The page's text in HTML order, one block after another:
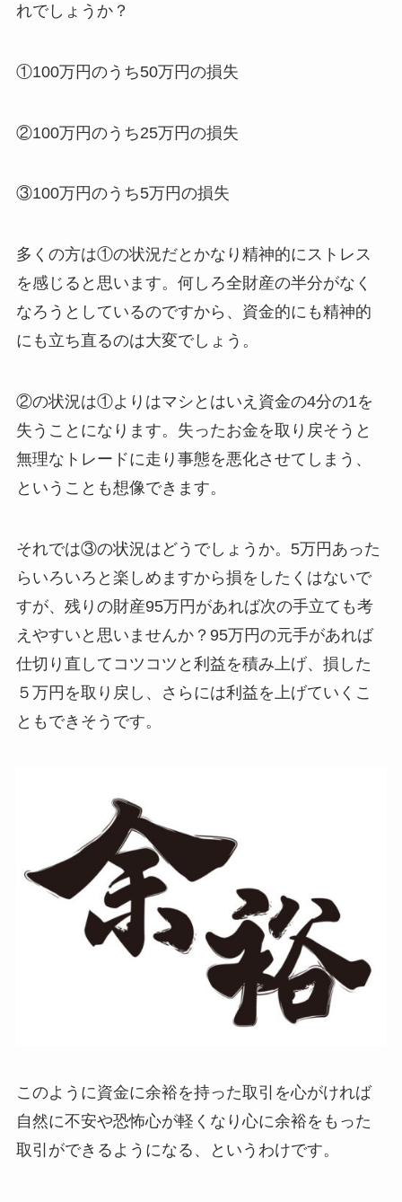
れでしょうか？
①100万円のうち50万円の損失
②100万円のうち25万円の損失
③100万円のうち5万円の損失
多くの方は①の状況だとかなり精神的にストレス
を感じると思います。何しろ全財産の半分がなく
なろうとしているのですから、資金的にも精神的
にも立ち直るのは大変でしょう。
②の状況は①よりはマシとはいえ資金の4分の1を
失うことになります。失ったお金を取り戻そうと
無理なトレードに走り事態を悪化させてしまう、
ということも想像できます。
それでは③の状況はどうでしょうか。5万円あった
らいろいろと楽しめますから損をしたくはないで
すが、残りの財産95万円があれば次の手立ても考
えやすいと思いませんか？95万円の元手があれば
仕切り直してコツコツと利益を積み上げ、損した
５万円を取り戻し、さらには利益を上げていくこ
ともできそうです。
このように資金に余裕を持った取引を心がければ
自然に不安や恐怖心が軽くなり心に余裕をもった
取引ができるようになる、というわけです。